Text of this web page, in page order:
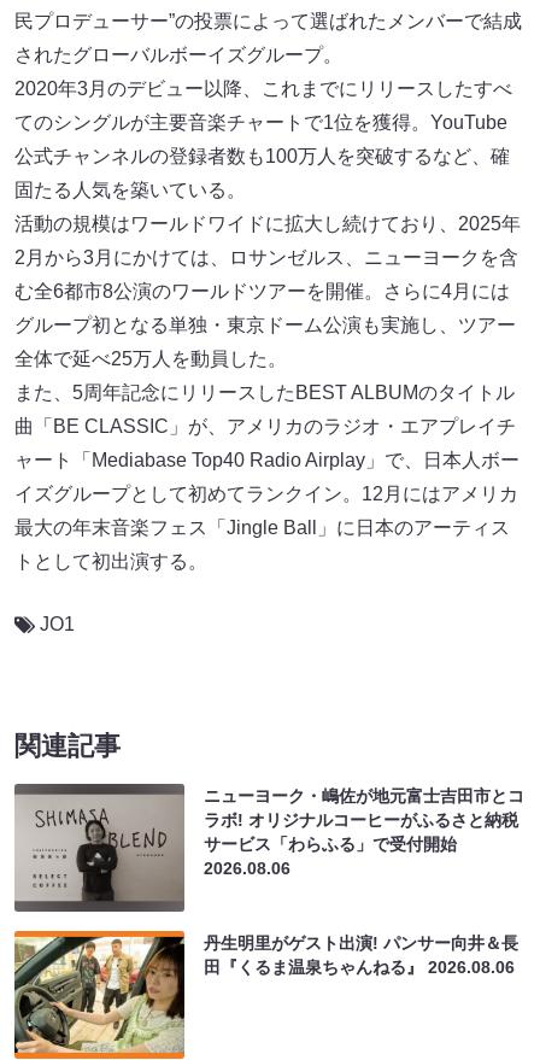
民プロデューサー”の投票によって選ばれたメンバーで結成
されたグローバルボーイズグループ。
2020年3月のデビュー以降、これまでにリリースしたすべ
てのシングルが主要音楽チャートで1位を獲得。YouTube
公式チャンネルの登録者数も100万人を突破するなど、確
固たる人気を築いている。
活動の規模はワールドワイドに拡大し続けており、2025年
2月から3月にかけては、ロサンゼルス、ニューヨークを含
む全6都市8公演のワールドツアーを開催。さらに4月には
グループ初となる単独・東京ドーム公演も実施し、ツアー
全体で延べ25万人を動員した。
また、5周年記念にリリースしたBEST ALBUMのタイトル
曲「BE CLASSIC」が、アメリカのラジオ・エアプレイチ
ャート「Mediabase Top40 Radio Airplay」で、日本人ボー
イズグループとして初めてランクイン。12月にはアメリカ
最大の年末音楽フェス「Jingle Ball」に日本のアーティス
トとして初出演する。
JO1
関連記事
ニューヨーク・嶋佐が地元富士吉田市とコ
ラボ! オリジナルコーヒーがふるさと納税
サービス「わらふる」で受付開始
2026.08.06
丹生明里がゲスト出演! パンサー向井＆長
田『くるま温泉ちゃんねる』2026.08.06